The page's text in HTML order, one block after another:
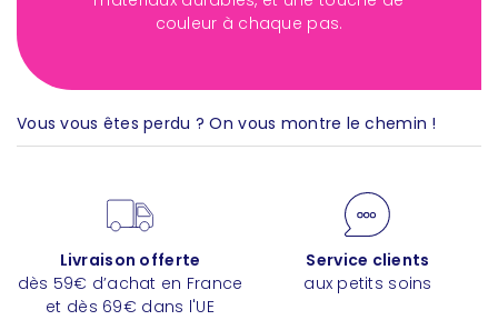
couleur à chaque pas.
Vous vous êtes perdu ? On vous montre le chemin !
Livraison offerte
dès 59€ d’achat en France
et dès 69€ dans l'UE
Service clients
aux petits soins